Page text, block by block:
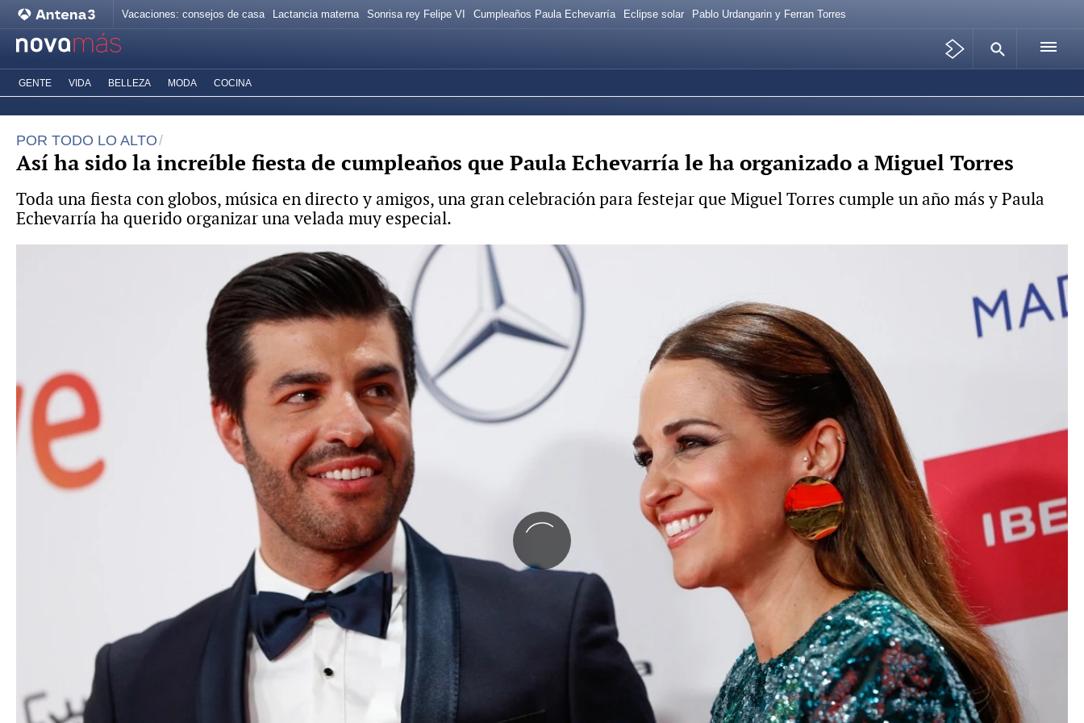
Vacaciones: consejos de casa Lactancia materna Sonrisa rey Felipe VI Cumpleaños Paula Echevarría Eclipse solar Pablo Urdangarin y Ferran Torres
GENTE VIDA BELLEZA MODA COCINA
POR TODO LO ALTO
Así ha sido la increíble fiesta de cumpleaños que Paula Echevarría le ha organizado a Miguel Torres
Toda una fiesta con globos, música en directo y amigos, una gran celebración para festejar que Miguel Torres cumple un año más y Paula
Echevarría ha querido organizar una velada muy especial.